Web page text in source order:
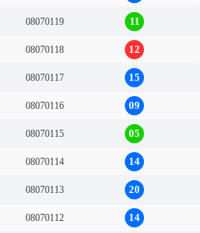
08070119 11
08070118 12
08070117 15
08070116 09
08070115 05
08070114 14
08070113 20
08070112 14